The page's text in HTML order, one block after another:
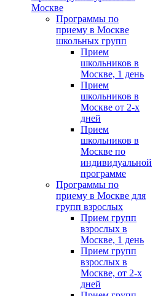
Москве
Программы по
приему в Москве
школьных групп
Прием
школьников в
Москве, 1 день
Прием
школьников в
Москве от 2-х
дней
Прием
школьников в
Москве по
индивидуальной
программе
Программы по
приему в Москве для
групп взрослых
Прием групп
взрослых в
Москве, 1 день
Прием групп
взрослых в
Москве, от 2-х
дней